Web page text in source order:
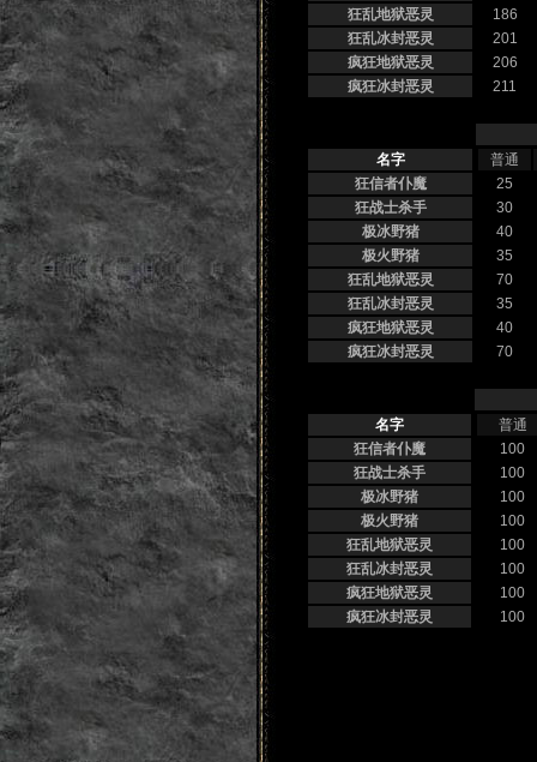
狂乱地狱恶灵
狂乱冰封恶灵
疯狂地狱恶灵
疯狂冰封恶灵
186
201
206
211
名字
狂信者仆魔
狂战士杀手
极冰野猪
极火野猪
狂乱地狱恶灵
狂乱冰封恶灵
疯狂地狱恶灵
疯狂冰封恶灵
普通
25
30
40
35
70
35
40
70
名字
狂信者仆魔
狂战士杀手
极冰野猪
极火野猪
狂乱地狱恶灵
狂乱冰封恶灵
疯狂地狱恶灵
疯狂冰封恶灵
普通
100
100
100
100
100
100
100
100